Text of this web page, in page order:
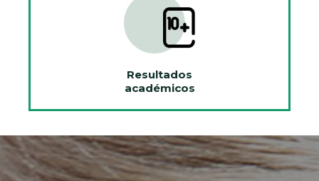
Resultados
académicos